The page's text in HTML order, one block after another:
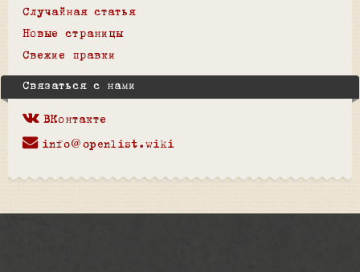
Случайная статья
Новые страницы
Свежие правки
Связаться с нами
ВКонтакте
info@openlist.wiki